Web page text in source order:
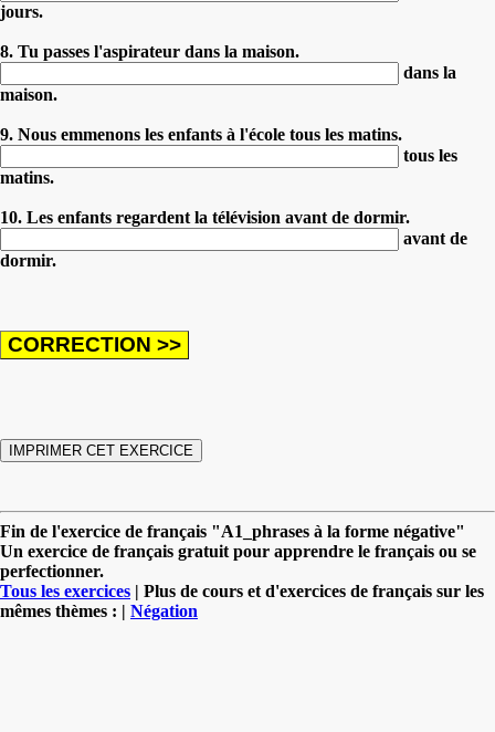
jours.
8. Tu passes l'aspirateur dans la maison.
dans la
maison.
9. Nous emmenons les enfants à l'école tous les matins.
tous les
matins.
10. Les enfants regardent la télévision avant de dormir.
avant de
dormir.
Fin de l'exercice de français "A1_phrases à la forme négative"
Un exercice de français gratuit pour apprendre le français ou se
perfectionner.
Tous les exercices | Plus de cours et d'exercices de français sur les
mêmes thèmes : | Négation